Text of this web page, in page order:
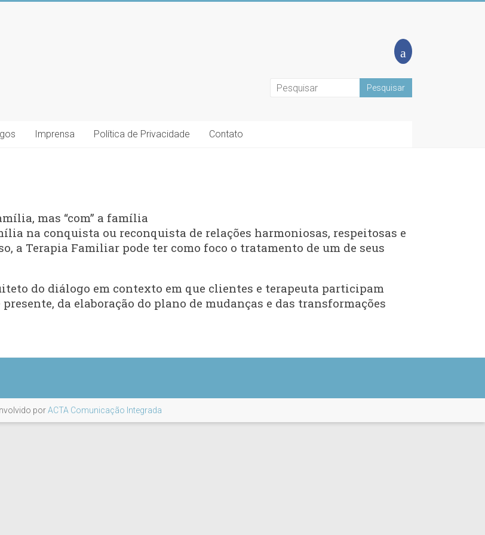
Imprensa Política de Privacidade Contato
mas “com” a família
na conquista ou reconquista de relações harmoniosas, respeitosas e
a Terapia Familiar pode ter como foco o tratamento de um de seus
do diálogo em contexto em que clientes e terapeuta participam
da elaboração do plano de mudanças e das transformações
porACTA Comunicação Integrada